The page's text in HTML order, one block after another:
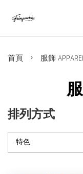
首頁 › 服飾
排列方式